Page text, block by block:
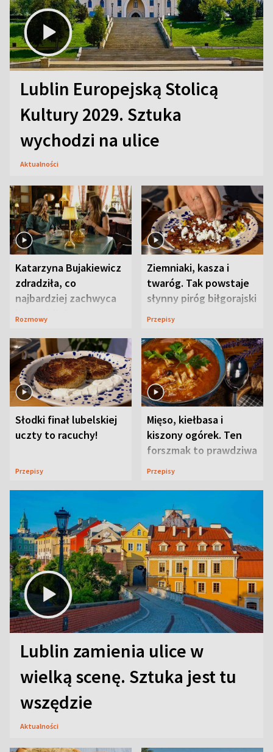
Lublin Europejską Stolicą
Kultury 2029. Sztuka
wychodzi na ulice
Aktualności
Katarzyna Bujakiewicz
zdradziła, co
najbardziej zachwyca
ją w Lublinie
Rozmowy
Ziemniaki, kasza i
twaróg. Tak powstaje
słynny piróg biłgorajski
Przepisy
Słodki finał lubelskiej
uczty to racuchy!
Przepisy
Mięso, kiełbasa i
kiszony ogórek. Ten
forszmak to prawdziwa
uczta
Przepisy
Lublin zamienia ulice w
wielką scenę. Sztuka jest tu
wszędzie
Aktualności